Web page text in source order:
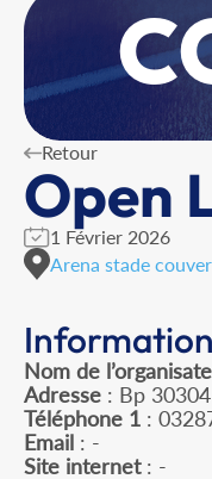
Retour
Open
1 Février 2026
Arena stade
Nom de
Adresse : Bp
Téléphone 1 :
Email : -
Site internet: -